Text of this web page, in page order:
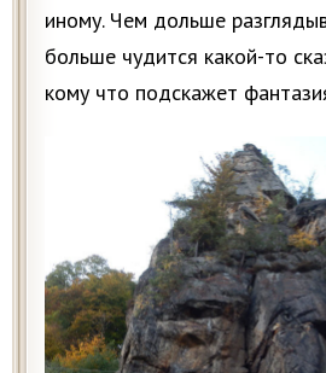
иному. Чем дольше
больше чудится какой-то
кому что подскажет